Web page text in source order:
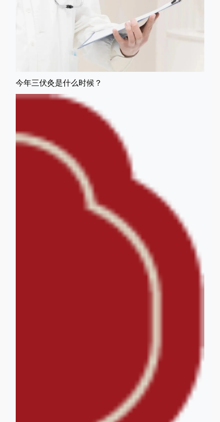
今年三伏灸是什么时候？